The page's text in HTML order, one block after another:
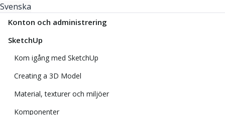
Svenska
Konton och administrering
SketchUp
Kom igång med SketchUp
Creating a 3D Model
Material, texturer och miljöer
Komponenter